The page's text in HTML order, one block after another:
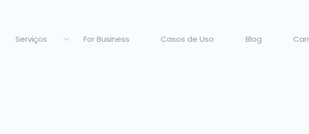
Serviços For Business Casos de Uso Blog